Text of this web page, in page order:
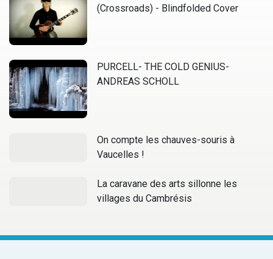
(Crossroads) - Blindfolded Cover
PURCELL- THE COLD GENIUS-
ANDREAS SCHOLL
On compte les chauves-souris à
Vaucelles !
La caravane des arts sillonne les
villages du Cambrésis